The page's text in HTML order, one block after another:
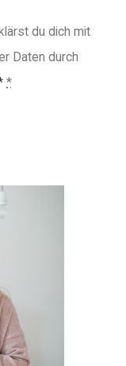
du dich mit
Daten durch
*